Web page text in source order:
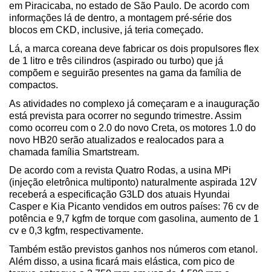
em Piracicaba, no estado de São Paulo. De acordo com
informações lá de dentro, a montagem pré-série dos
blocos em CKD, inclusive, já teria começado.
Lá, a marca coreana deve fabricar os dois propulsores flex
de 1 litro e três cilindros (aspirado ou turbo) que já
compõem e seguirão presentes na gama da família de
compactos.
As atividades no complexo já começaram e a inauguração
está prevista para ocorrer no segundo trimestre. Assim
como ocorreu com o 2.0 do novo Creta, os motores 1.0 do
novo HB20 serão atualizados e realocados para a
chamada família Smartstream.
De acordo com a revista Quatro Rodas, a usina MPi
(injeção eletrônica multiponto) naturalmente aspirada 12V
receberá a especificação G3LD dos atuais Hyundai
Casper e Kia Picanto vendidos em outros países: 76 cv de
potência e 9,7 kgfm de torque com gasolina, aumento de 1
cv e 0,3 kgfm, respectivamente.
Também estão previstos ganhos nos números com etanol.
Além disso, a usina ficará mais elástica, com pico de